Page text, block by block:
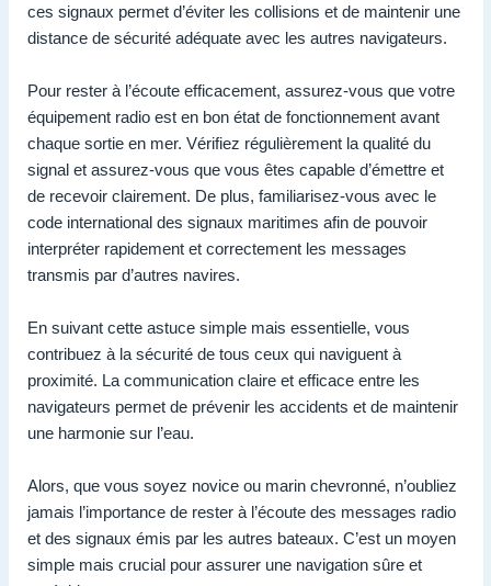
ces signaux permet d’éviter les collisions et de maintenir une
distance de sécurité adéquate avec les autres navigateurs.
Pour rester à l’écoute efficacement, assurez-vous que votre
équipement radio est en bon état de fonctionnement avant
chaque sortie en mer. Vérifiez régulièrement la qualité du
signal et assurez-vous que vous êtes capable d’émettre et
de recevoir clairement. De plus, familiarisez-vous avec le
code international des signaux maritimes afin de pouvoir
interpréter rapidement et correctement les messages
transmis par d’autres navires.
En suivant cette astuce simple mais essentielle, vous
contribuez à la sécurité de tous ceux qui naviguent à
proximité. La communication claire et efficace entre les
navigateurs permet de prévenir les accidents et de maintenir
une harmonie sur l’eau.
Alors, que vous soyez novice ou marin chevronné, n’oubliez
jamais l’importance de rester à l’écoute des messages radio
et des signaux émis par les autres bateaux. C’est un moyen
simple mais crucial pour assurer une navigation sûre et